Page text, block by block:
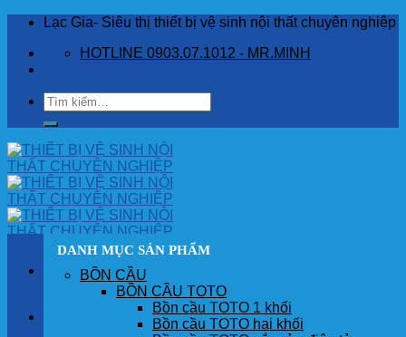
Skip
content
Lạc Gia- Siêu thị thiết bị vệ sinh nội thất chuyên nghiệp
HOTLINE 0903.07.1012 - MR.MINH
Tìm
kiếm:
DANH MỤC SẢN PHẨM
BỒN CẦU
BỒN CẦU TOTO
Bồn cầu TOTO 1 khối
Bồn cầu TOTO hai khối